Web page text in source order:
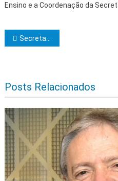
Ensino e a Coordenação da
Navegação de
Secretaria de Saúde de Ilhéus participa do Desfile de 7 de Setembro com a Ala da Saúde
Posts Relacionados